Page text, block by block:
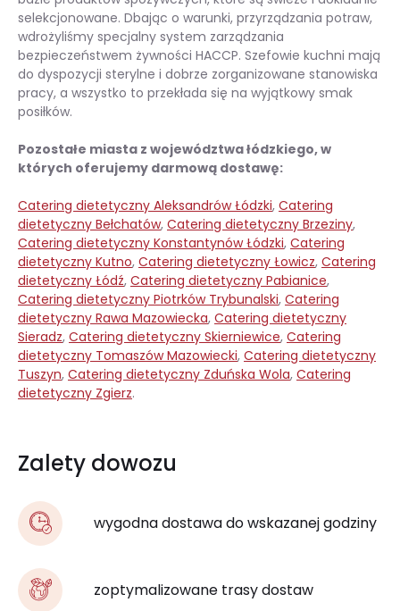
selekcjonowane. Dbając o warunki, przyrządzania potraw,
wdrożyliśmy specjalny system zarządzania
bezpieczeństwem żywności HACCP. Szefowie kuchni mają
do dyspozycji sterylne i dobrze zorganizowane stanowiska
pracy, a wszystko to przekłada się na wyjątkowy smak
posiłków.
Pozostałe miasta z województwa łódzkiego, w
których oferujemy darmową dostawę:
Catering dietetyczny Aleksandrów Łódzki, Catering
dietetyczny Bełchatów, Catering dietetyczny Brzeziny,
Catering dietetyczny Konstantynów Łódzki, Catering
dietetyczny Kutno, Catering dietetyczny Łowicz, Catering
dietetyczny Łódź, Catering dietetyczny Pabianice,
Catering dietetyczny Piotrków Trybunalski, Catering
dietetyczny Rawa Mazowiecka, Catering dietetyczny
Sieradz, Catering dietetyczny Skierniewice, Catering
dietetyczny Tomaszów Mazowiecki, Catering dietetyczny
Tuszyn, Catering dietetyczny Zduńska Wola, Catering
dietetyczny Zgierz.
Zalety dowozu
wygodna dostawa do wskazanej godziny
zoptymalizowane trasy dostaw